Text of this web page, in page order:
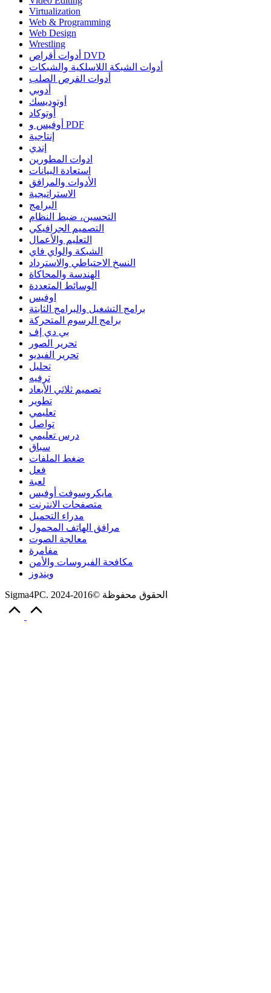
Virtualization
Web & Programming
Web Design
Wrestling
أدوات أقراص DVD
أدوات الشبكة اللاسلكية والشبكات
أدوات القرص الصلب
أدوبي
أوتوديسك
أوتوكاد
أوفيس و PDF
إنتاجية
إندي
ادوات المطورين
استعادة البيانات
الأدوات والمرافق
الاستراتيجية
البرامج
التحسين، ضبط النظام
التصميم الجرافيكي
التعليم والأعمال
الشبكة والواي فاي
النسخ الاحتياطي والاسترداد
الهندسة والمحاكاة
الوسائط المتعددة
اوفيس
برامج التشغيل والبرامج الثابتة
برامج الرسوم المتحركة
بي دي إف
تحرير الصور
تحرير الفيديو
تحليل
ترفيه
تصميم ثلاثي الأبعاد
تطوير
تعليمي
تواصل
درس تعليمي
سباق
ضغط الملفات
فعل
لعبة
مايكروسوفت أوفيس
متصفحات الانترنت
مدراء التحميل
مرافق الهاتف المحمول
معالجة الصوت
مفامرة
مكافحة الفيروسات والأمن
ويندوز
Sigma4PC. الحقوق محفوظة ©2016-2024